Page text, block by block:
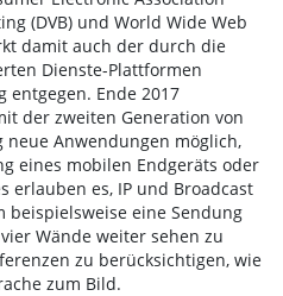
(DVB) und World Wide Web
damit auch der durch die
Dienste-Plattformen
entgegen. Ende 2017
der zweiten Generation von
neue Anwendungen möglich,
eines mobilen Endgeräts oder
erlauben es, IP und Broadcast
beispielsweise eine Sendung
Wände weiter sehen zu
zu berücksichtigen, wie
zum Bild.